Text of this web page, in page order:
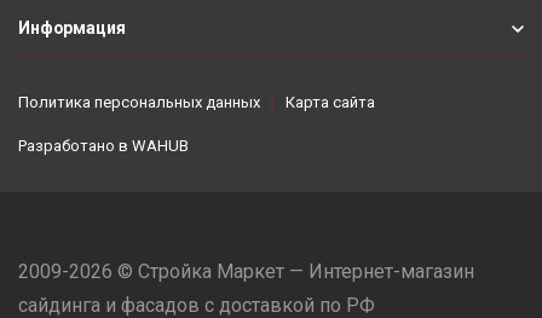
Информация
Политика персональных данных Карта сайта
Разработано в WAHUB
2009-2026 © Стройка Маркет — Интернет-магазин
сайдинга и фасадов с доставкой по РФ